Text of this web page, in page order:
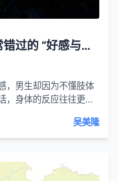
女性肢体语言：男人常常错过的 “好感与欲望信号”
，男生却因为不懂肢体
，身体的反应往往更真
吴美隆